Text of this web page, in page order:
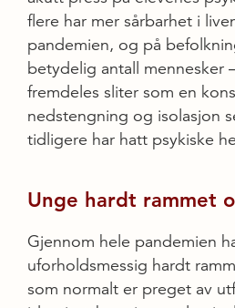
flere har mer sårbarhet i
pandemien, og på
betydelig antall mennesker
fremdeles sliter som en
nedstengning og isolasjon
tidligere har hatt psykiske
Unge hardt rammet
Gjennom hele pandemien
uforholdsmessig hardt
som normalt er preget av